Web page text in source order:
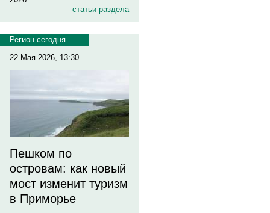
статьи раздела
Регион сегодня
22 Мая 2026, 13:30
Пешком по
островам: как новый
мост изменит туризм
в Приморье